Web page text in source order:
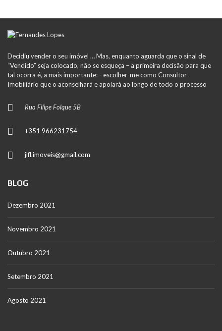
Decidiu vender o seu imóvel … Mas, enquanto aguarda que o sinal de
“Vendido” seja colocado, não se esqueça – a primeira decisão para que
tal ocorra é, a mais importante: - escolher-me como Consultor
Imobiliário que o aconselhará e apoiará ao longo de todo o processo
Rua Filipe Folque 5B
+351 966231754
jlfl.imoveis@gmail.com
BLOG
Dezembro 2021
Novembro 2021
Outubro 2021
Setembro 2021
Agosto 2021